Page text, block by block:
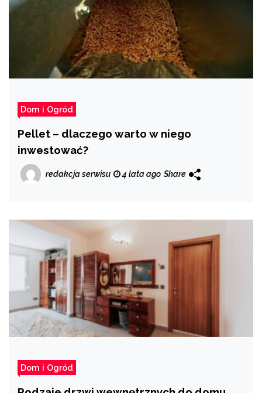
Dom i Ogród
Pellet – dlaczego warto w niego
inwestować?
redakcja serwisu 4 lata ago Share
Dom i Ogród